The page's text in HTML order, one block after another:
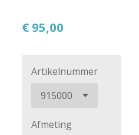
€ 95,00
Artikelnummer
Afmeting